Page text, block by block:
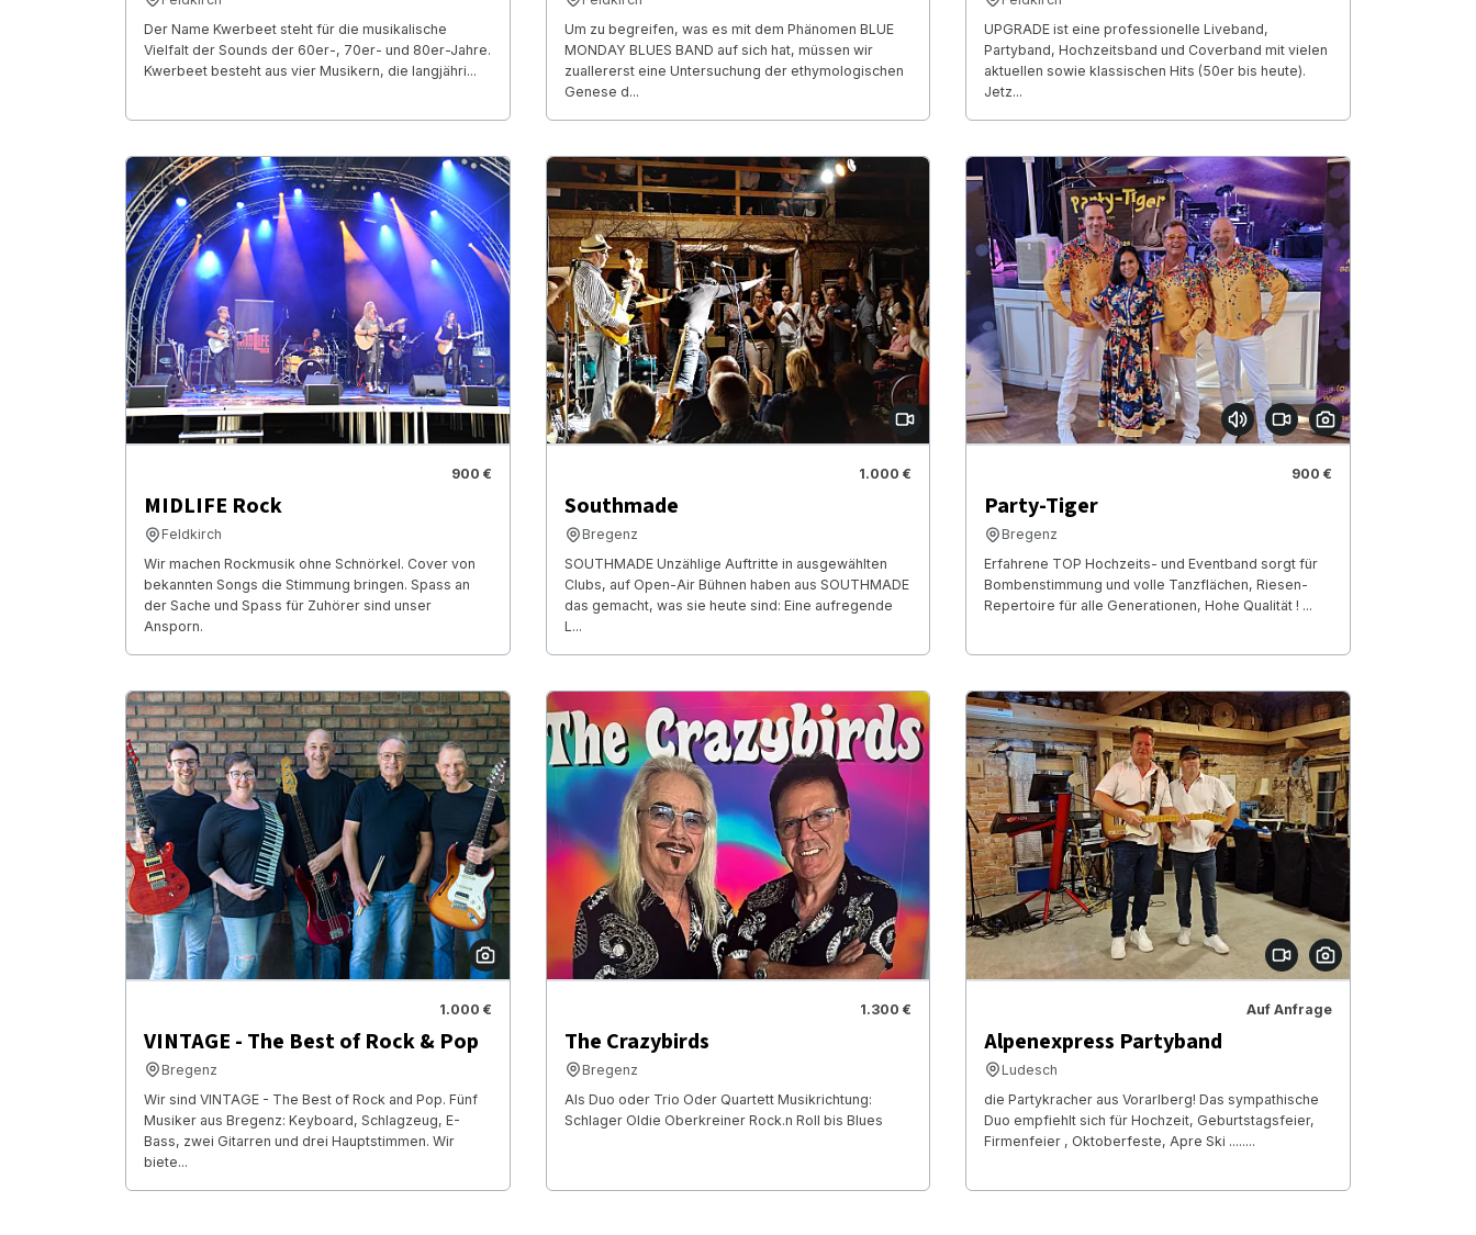
Der Name Kwerbeet steht für die musikalische
Vielfalt der Sounds der 60er-, 70er- und 80er-Jahre.
Kwerbeet besteht aus vier Musikern, die langjähri...
Um zu begreifen, was es mit dem Phänomen BLUE
MONDAY BLUES BAND auf sich hat, müssen wir
zuallererst eine Untersuchung der ethymologischen
Genese d...
UPGRADE ist eine professionelle Liveband,
Partyband, Hochzeitsband und Coverband mit vielen
aktuellen sowie klassischen Hits (50er bis heute).
Jetz...
900 €
MIDLIFE Rock
Feldkirch
Wir machen Rockmusik ohne Schnörkel. Cover von
bekannten Songs die Stimmung bringen. Spass an
der Sache und Spass für Zuhörer sind unser
Ansporn.
1.000 €
Southmade
Bregenz
SOUTHMADE Unzählige Auftritte in ausgewählten
Clubs, auf Open-Air Bühnen haben aus SOUTHMADE
das gemacht, was sie heute sind: Eine aufregende
L...
900 €
Party-Tiger
Bregenz
Erfahrene TOP Hochzeits- und Eventband sorgt für
Bombenstimmung und volle Tanzflächen, Riesen-
Repertoire für alle Generationen, Hohe Qualität ! ...
1.000 €
VINTAGE - The Best of Rock & Pop
Bregenz
Wir sind VINTAGE - The Best of Rock and Pop. Fünf
Musiker aus Bregenz: Keyboard, Schlagzeug, E-
Bass, zwei Gitarren und drei Hauptstimmen. Wir
biete...
1.300 €
The Crazybirds
Bregenz
Als Duo oder Trio Oder Quartett Musikrichtung:
Schlager Oldie Oberkreiner Rock.n Roll bis Blues
Auf Anfrage
Alpenexpress Partyband
Ludesch
die Partykracher aus Vorarlberg! Das sympathische
Duo empfiehlt sich für Hochzeit, Geburtstagsfeier,
Firmenfeier , Oktoberfeste, Apre Ski ........